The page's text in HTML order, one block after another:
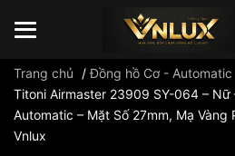
Đồng hồ casio đồng hồ G-Shock đồng
Trang chủ /Đồng hồ Cơ - Automatic
Titoni Airmaster 23909 SY-064 – Nữ
Automatic – Mặt Số 27mm, Mạ Vàng
Vnlux